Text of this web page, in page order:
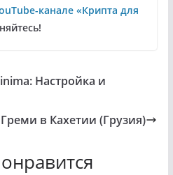
канале «Крипта для
Настройка и
в Кахетии (Грузия)